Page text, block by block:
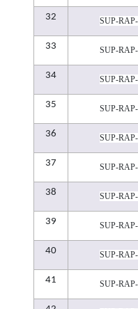
32 SUP-
33 SUP-
34 SUP-
35 SUP-
36 SUP-
37 SUP-
38 SUP-
39 SUP-
40 SUP-
41 SUP-